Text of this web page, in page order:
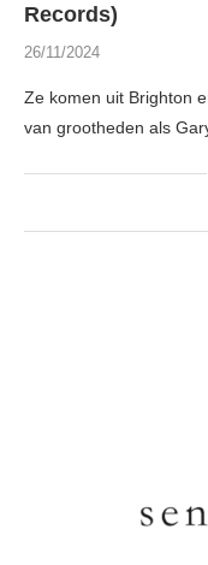
Records)
26/11/2024
Ze komen uit Brighton
van grootheden als